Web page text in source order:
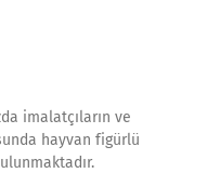
imalatçıların ve
hayvan figürlü